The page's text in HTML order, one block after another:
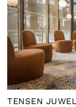
TENSEN